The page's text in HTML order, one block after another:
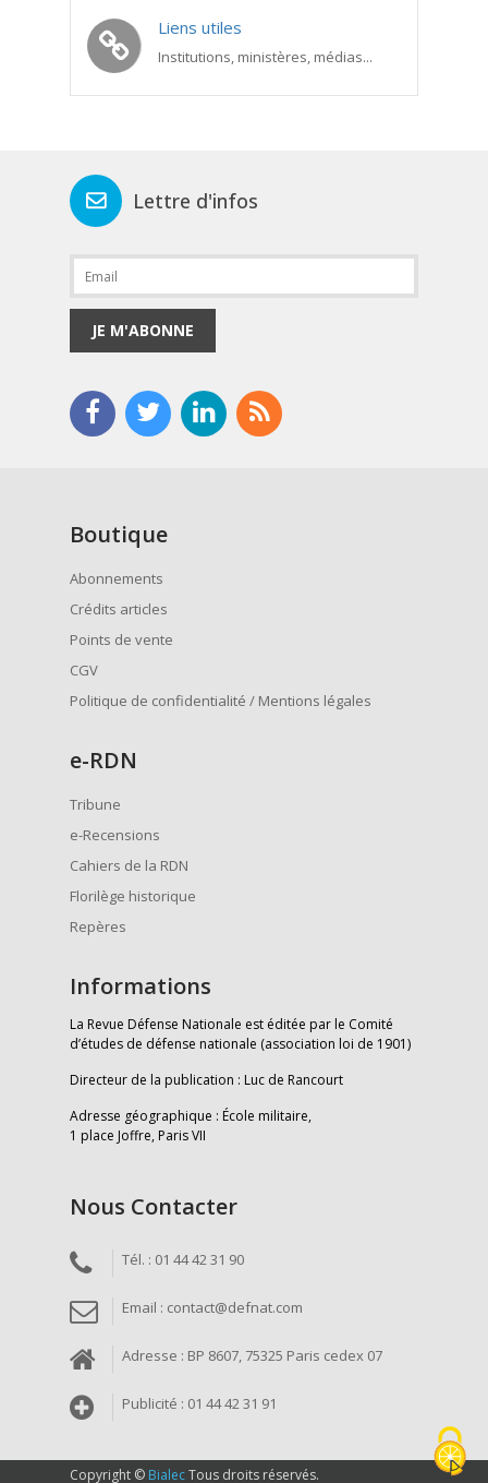
Liens utiles
Institutions, ministères, médias...
Lettre d'infos
JE M'ABONNE
Boutique
Abonnements
Crédits articles
Points de vente
CGV
Politique de confidentialité / Mentions légales
e-RDN
Tribune
e-Recensions
Cahiers de la RDN
Florilège historique
Repères
Informations
La Revue Défense Nationale est éditée par le Comité
d’études de défense nationale (association loi de 1901)
Directeur de la publication : Luc de Rancourt
Adresse géographique : École militaire,
1 place Joffre, Paris VII
Nous Contacter
Tél. : 01 44 42 31 90
Email : contact@defnat.com
Adresse : BP 8607, 75325 Paris cedex 07
Publicité : 01 44 42 31 91
Copyright © BialecTous droits réservés.